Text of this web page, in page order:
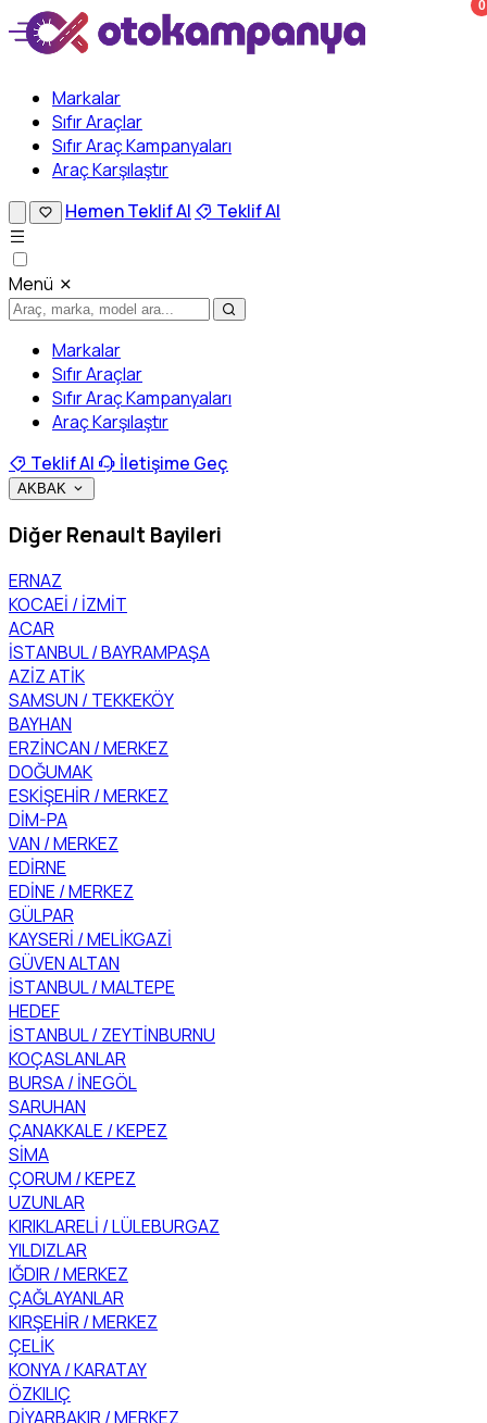
Markalar
Sıfır Araçlar
Sıfır Araç Kampanyaları
Araç Karşılaştır
0
Hemen Teklif Al Teklif Al
Menü
Markalar
Sıfır Araçlar
Sıfır Araç Kampanyaları
Araç Karşılaştır
Teklif Al
İletişime Geç
AKBAK
Diğer Renault Bayileri
ERNAZ
KOCAEİ / İZMİT
ACAR
İSTANBUL / BAYRAMPAŞA
AZİZ ATİK
SAMSUN / TEKKEKÖY
BAYHAN
ERZİNCAN / MERKEZ
DOĞUMAK
ESKİŞEHİR / MERKEZ
DİM-PA
VAN / MERKEZ
EDİRNE
EDİNE / MERKEZ
GÜLPAR
KAYSERİ / MELİKGAZİ
GÜVEN ALTAN
İSTANBUL / MALTEPE
HEDEF
İSTANBUL / ZEYTİNBURNU
KOÇASLANLAR
BURSA / İNEGÖL
SARUHAN
ÇANAKKALE / KEPEZ
SİMA
ÇORUM / KEPEZ
UZUNLAR
KIRIKLARELİ / LÜLEBURGAZ
YILDIZLAR
IĞDIR / MERKEZ
ÇAĞLAYANLAR
KIRŞEHİR / MERKEZ
ÇELİK
KONYA / KARATAY
ÖZKILIÇ
DİYARBAKIR / MERKEZ